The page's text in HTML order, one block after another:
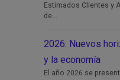
Estimados Clientes y
de...
2026: Nuevos
y la economía
El año 2026 se